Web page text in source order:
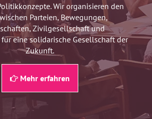
Wir organisieren den
Parteien, Bewegungen,
Zivilgesellschaft und
für eine solidarische Gesellschaft der
Zukunft.
Mehr erfahren